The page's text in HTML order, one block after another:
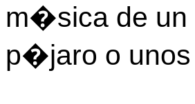
m�sica de un
p�jaro o